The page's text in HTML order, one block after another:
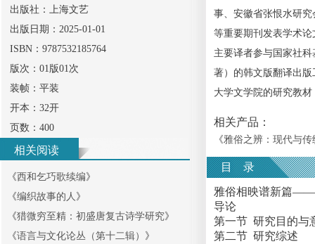
出版社： 上海文艺
出版日期： 2025-01-01
ISBN： 9787532185764
版次： 01版01次
装帧： 平装
开本： 32开
页数： 400
相关阅读
《西和乞巧歌续编》
《编织故事的人 》
《猎微穷至精：初盛唐复古诗学研究》
《语言与文化论丛（第十二辑） 》
事、安徽省张恨水研
等重要期刊发表学术
主要译者参与国家社
著）的韩文版翻译出
大学文学院的研究教
相关产品：
《雅俗之辨：现代与
目 录
雅俗相映谱新篇——
导论
第一节 研究目的与
第二节 研究综述